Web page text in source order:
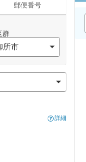
郵便番号
群
詳細